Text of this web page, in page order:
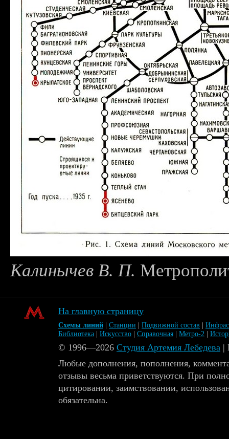
Калинычев В. П.
На главную страницу
Схемы линий | Станции | Подвижной состав |
Библиотека | Искусство | Справочная | Метро-2 |
© 1996—2026 Студия Артемия Лебедева |
Любые дополнения, пополнения,
отзывы весьма приветствуются. При
цитировании, заимствовании,
обязательна.